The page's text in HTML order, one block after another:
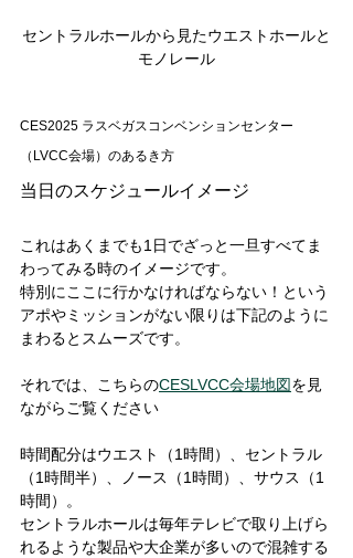
セントラルホールから見たウエストホールと
モノレール
CES2025 ラスベガスコンベンションセンター
（LVCC会場）のあるき方
当日のスケジュールイメージ
これはあくまでも1日でざっと一旦すべてま
わってみる時のイメージです。
特別にここに行かなければならない！という
アポやミッションがない限りは下記のように
まわるとスムーズです。
それでは、こちらのCESLVCC会場地図を見
ながらご覧ください
時間配分はウエスト（1時間）、セントラル
（1時間半）、ノース（1時間）、サウス（1
時間）。
セントラルホールは毎年テレビで取り上げら
れるような製品や大企業が多いので混雑する